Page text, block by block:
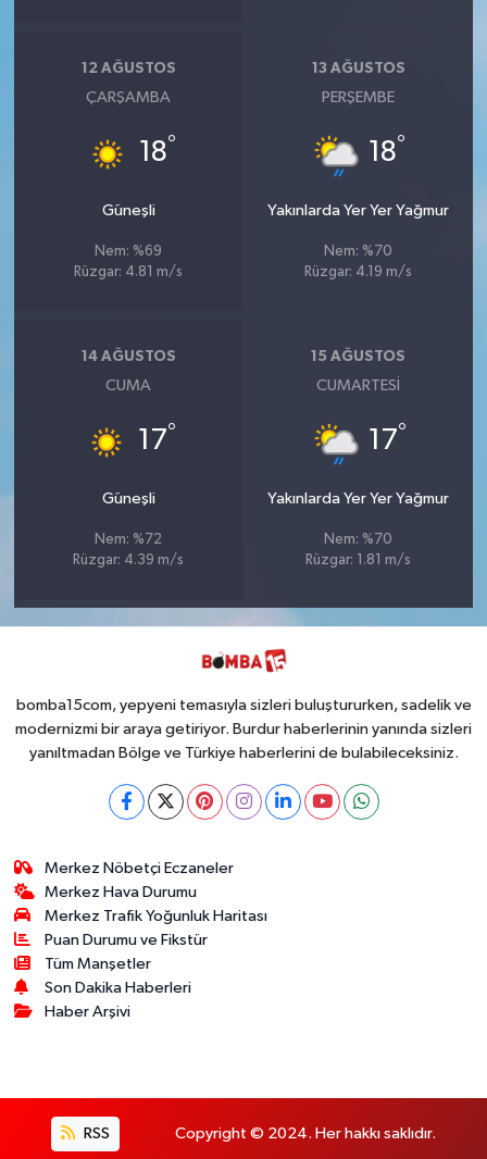
12 AĞUSTOS
ÇARŞAMBA
18°
Güneşli
Nem: %69
Rüzgar: 4.81 m/s
13 AĞUSTOS
PERŞEMBE
18°
Yakınlarda Yer Yer Yağmur
Nem: %70
Rüzgar: 4.19 m/s
14 AĞUSTOS
CUMA
17°
Güneşli
Nem: %72
Rüzgar: 4.39 m/s
15 AĞUSTOS
CUMARTESI
17°
Yakınlarda Yer Yer Yağmur
Nem: %70
Rüzgar: 1.81 m/s
bomba15com, yepyeni temasıyla sizleri buluştururken, sadelik ve
modernizmi bir araya getiriyor. Burdur haberlerinin yanında sizleri
yanıltmadan Bölge ve Türkiye haberlerini de bulabileceksiniz.
Merkez Nöbetçi Eczaneler
Merkez Hava Durumu
Merkez Trafik Yoğunluk Haritası
Puan Durumu ve Fikstür
Tüm Manşetler
Son Dakika Haberleri
Haber Arşivi
RSS Copyright © 2024. Her hakkı saklıdır.